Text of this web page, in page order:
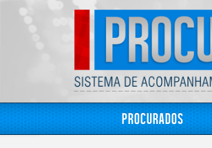
Procurados